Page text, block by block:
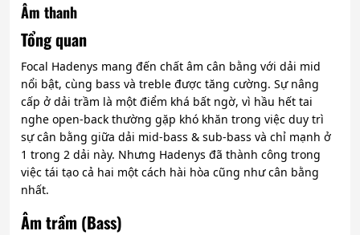
Âm thanh
Tổng quan
Focal Hadenys mang đến chất âm cân bằng với dải mid
nổi bật, cùng bass và treble được tăng cường. Sự nâng
cấp ở dải trầm là một điểm khá bất ngờ, vì hầu hết tai
nghe open-back thường gặp khó khăn trong việc duy trì
sự cân bằng giữa dải mid-bass & sub-bass và chỉ mạnh ở
1 trong 2 dải này. Nhưng Hadenys đã thành công trong
việc tái tạo cả hai một cách hài hòa cũng như cân bằng
nhất.
Âm trầm (Bass)